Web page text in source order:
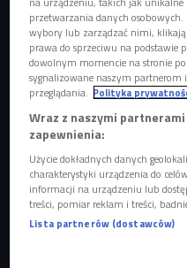
W dzisiejszych czasach podział na
odchodzi do lamusa
Foto:
Kwestie dotyczące
przetwarzania danych
wybory lub zarządzać nimi,
prawa do sprzeciwu na podstawie
dowolnym momencie na stronie
sygnalizowane naszym partnerom
przeglądania. Polityka
Wraz z naszymi
zapewnienia:
Użycie dokładnych danych
charakterystyki urządzenia do
informacji na urządzeniu lub
treści, pomiar reklam i treści,
Lista partnerów (dostawców)